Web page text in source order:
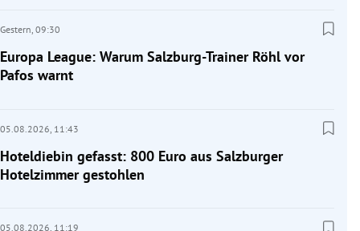
Gestern, 09:30
Europa League: Warum Salzburg-Trainer Röhl vor
Pafos warnt
05.08.2026, 11:43
Hoteldiebin gefasst: 800 Euro aus Salzburger
Hotelzimmer gestohlen
05.08.2026, 11:19